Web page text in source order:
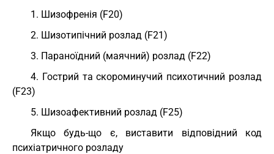
1. Шизофренія (F20)
2. Шизотипічний розлад (F21)
3. Параноїдний (маячний) розлад (F22)
4. Гострий та скороминучий психотичний розлад
(F23)
5. Шизоафективний розлад (F25)
Якщо будь-що є, виставити відповідний код
психіатричного розладу